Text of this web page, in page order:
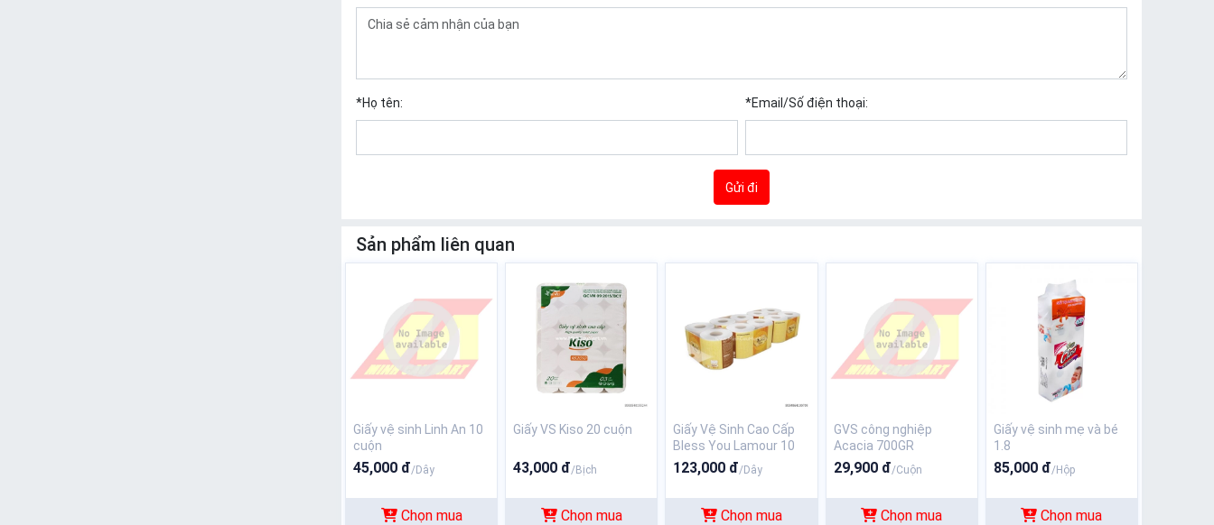
*Họ tên: *Email/Số điện thoại:
Gửi đi
Sản phẩm liên quan
Giấy vệ sinh Linh An 10
cuộn
45,000 đ/Dây
Chọn mua
Giấy VS Kiso 20 cuộn
43,000 đ/Bịch
Chọn mua
Giấy Vệ Sinh Cao Cấp
Bless You Lamour 10
Cuộn 3 lớp
123,000 đ/Dây
Chọn mua
GVS công nghiệp
Acacia 700GR
29,900 đ/Cuộn
Chọn mua
Giấy vệ sinh mẹ và bé
1.8
85,000 đ/Hộp
Chọn mua